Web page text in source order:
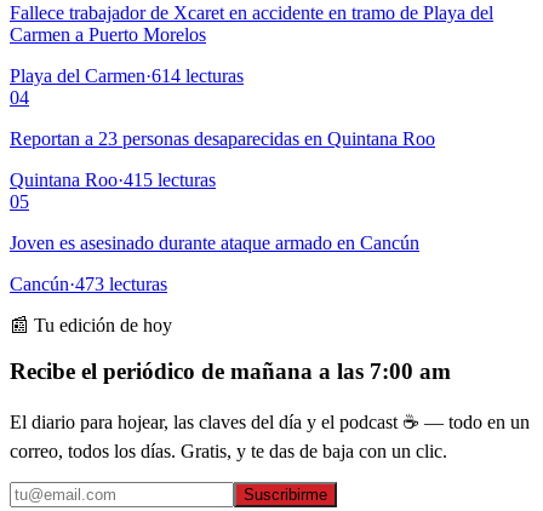
Fallece trabajador de Xcaret en accidente en tramo de Playa del
Carmen a Puerto Morelos
Playa del Carmen·614 lecturas
04
Reportan a 23 personas desaparecidas en Quintana Roo
Quintana Roo·415 lecturas
05
Joven es asesinado durante ataque armado en Cancún
Cancún·473 lecturas
📰 Tu edición de hoy
Recibe el periódico de mañana a las 7:00 am
El diario para hojear, las claves del día y el podcast ☕ — todo en un
correo, todos los días. Gratis, y te das de baja con un clic.
Suscribirme